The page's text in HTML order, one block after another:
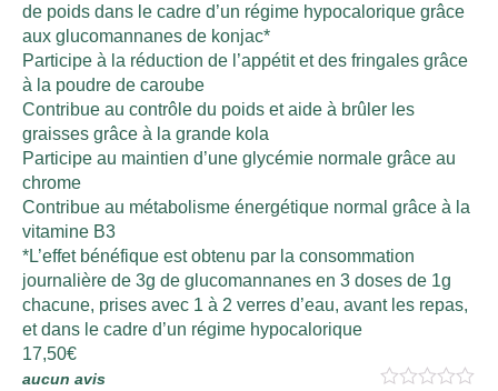
de poids dans le cadre d’un régime hypocalorique grâce
aux glucomannanes de konjac*
Participe à la réduction de l’appétit et des fringales grâce
à la poudre de caroube
Contribue au contrôle du poids et aide à brûler les
graisses grâce à la grande kola
Participe au maintien d’une glycémie normale grâce au
chrome
Contribue au métabolisme énergétique normal grâce à la
vitamine B3
*L’effet bénéfique est obtenu par la consommation
journalière de 3g de glucomannanes en 3 doses de 1g
chacune, prises avec 1 à 2 verres d’eau, avant les repas,
et dans le cadre d’un régime hypocalorique
17,50€
aucun avis